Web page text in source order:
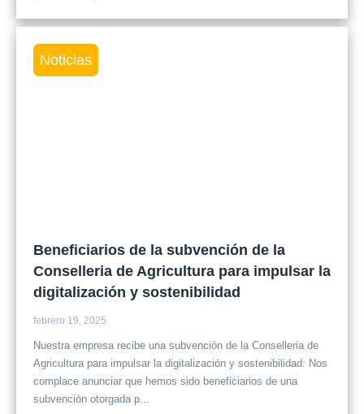
Noticias
Beneficiarios de la subvención de la
Conselleria de Agricultura para impulsar la
digitalización y sostenibilidad
febrero 19, 2025
Nuestra empresa recibe una subvención de la Conselleria de
Agricultura para impulsar la digitalización y sostenibilidad: Nos
complace anunciar que hemos sido beneficiarios de una
subvención otorgada p...